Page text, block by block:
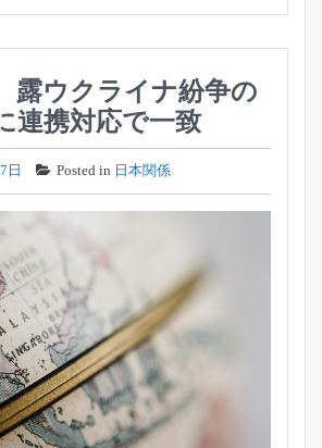
露ウクライナ紛争の
連携対応で一致
日 Posted in 日本関係